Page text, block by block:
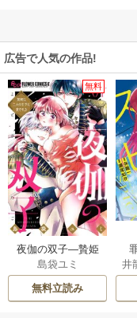
広告で人気の作品!
無料
夜伽の双子―贄姫
は二人の王子に愛
される―
島袋ユミ
無料立読み
井